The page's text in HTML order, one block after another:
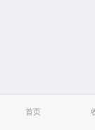
首页